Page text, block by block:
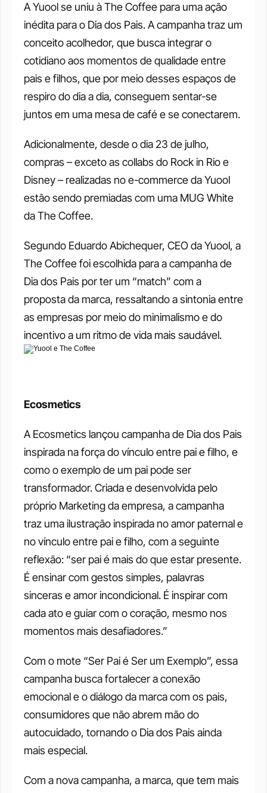
A Yuool se uniu à The Coffee para uma ação
inédita para o Dia dos Pais. A campanha traz um
conceito acolhedor, que busca integrar o
cotidiano aos momentos de qualidade entre
pais e filhos, que por meio desses espaços de
respiro do dia a dia, conseguem sentar-se
juntos em uma mesa de café e se conectarem.
Adicionalmente, desde o dia 23 de julho,
compras – exceto as collabs do Rock in Rio e
Disney – realizadas no e-commerce da Yuool
estão sendo premiadas com uma MUG White
da The Coffee.
Segundo Eduardo Abichequer, CEO da Yuool, a
The Coffee foi escolhida para a campanha de
Dia dos Pais por ter um “match” com a
proposta da marca, ressaltando a sintonia entre
as empresas por meio do minimalismo e do
incentivo a um ritmo de vida mais saudável.
Ecosmetics
A Ecosmetics lançou campanha de Dia dos Pais
inspirada na força do vínculo entre pai e filho, e
como o exemplo de um pai pode ser
transformador. Criada e desenvolvida pelo
próprio Marketing da empresa, a campanha
traz uma ilustração inspirada no amor paternal e
no vínculo entre pai e filho, com a seguinte
reflexão: “ser pai é mais do que estar presente.
É ensinar com gestos simples, palavras
sinceras e amor incondicional. É inspirar com
cada ato e guiar com o coração, mesmo nos
momentos mais desafiadores.”
Com o mote “Ser Pai é Ser um Exemplo”, essa
campanha busca fortalecer a conexão
emocional e o diálogo da marca com os pais,
consumidores que não abrem mão do
autocuidado, tornando o Dia dos Pais ainda
mais especial.
Com a nova campanha, a marca, que tem mais